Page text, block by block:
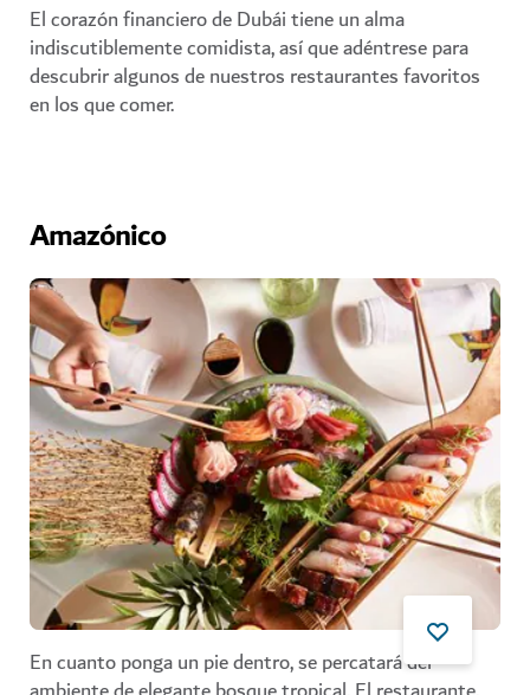
El corazón financiero de Dubái tiene un alma
indiscutiblemente comidista, así que adéntrese para
descubrir algunos de nuestros restaurantes favoritos
en los que comer.
Amazónico
En cuanto ponga un pie dentro, se percatará del